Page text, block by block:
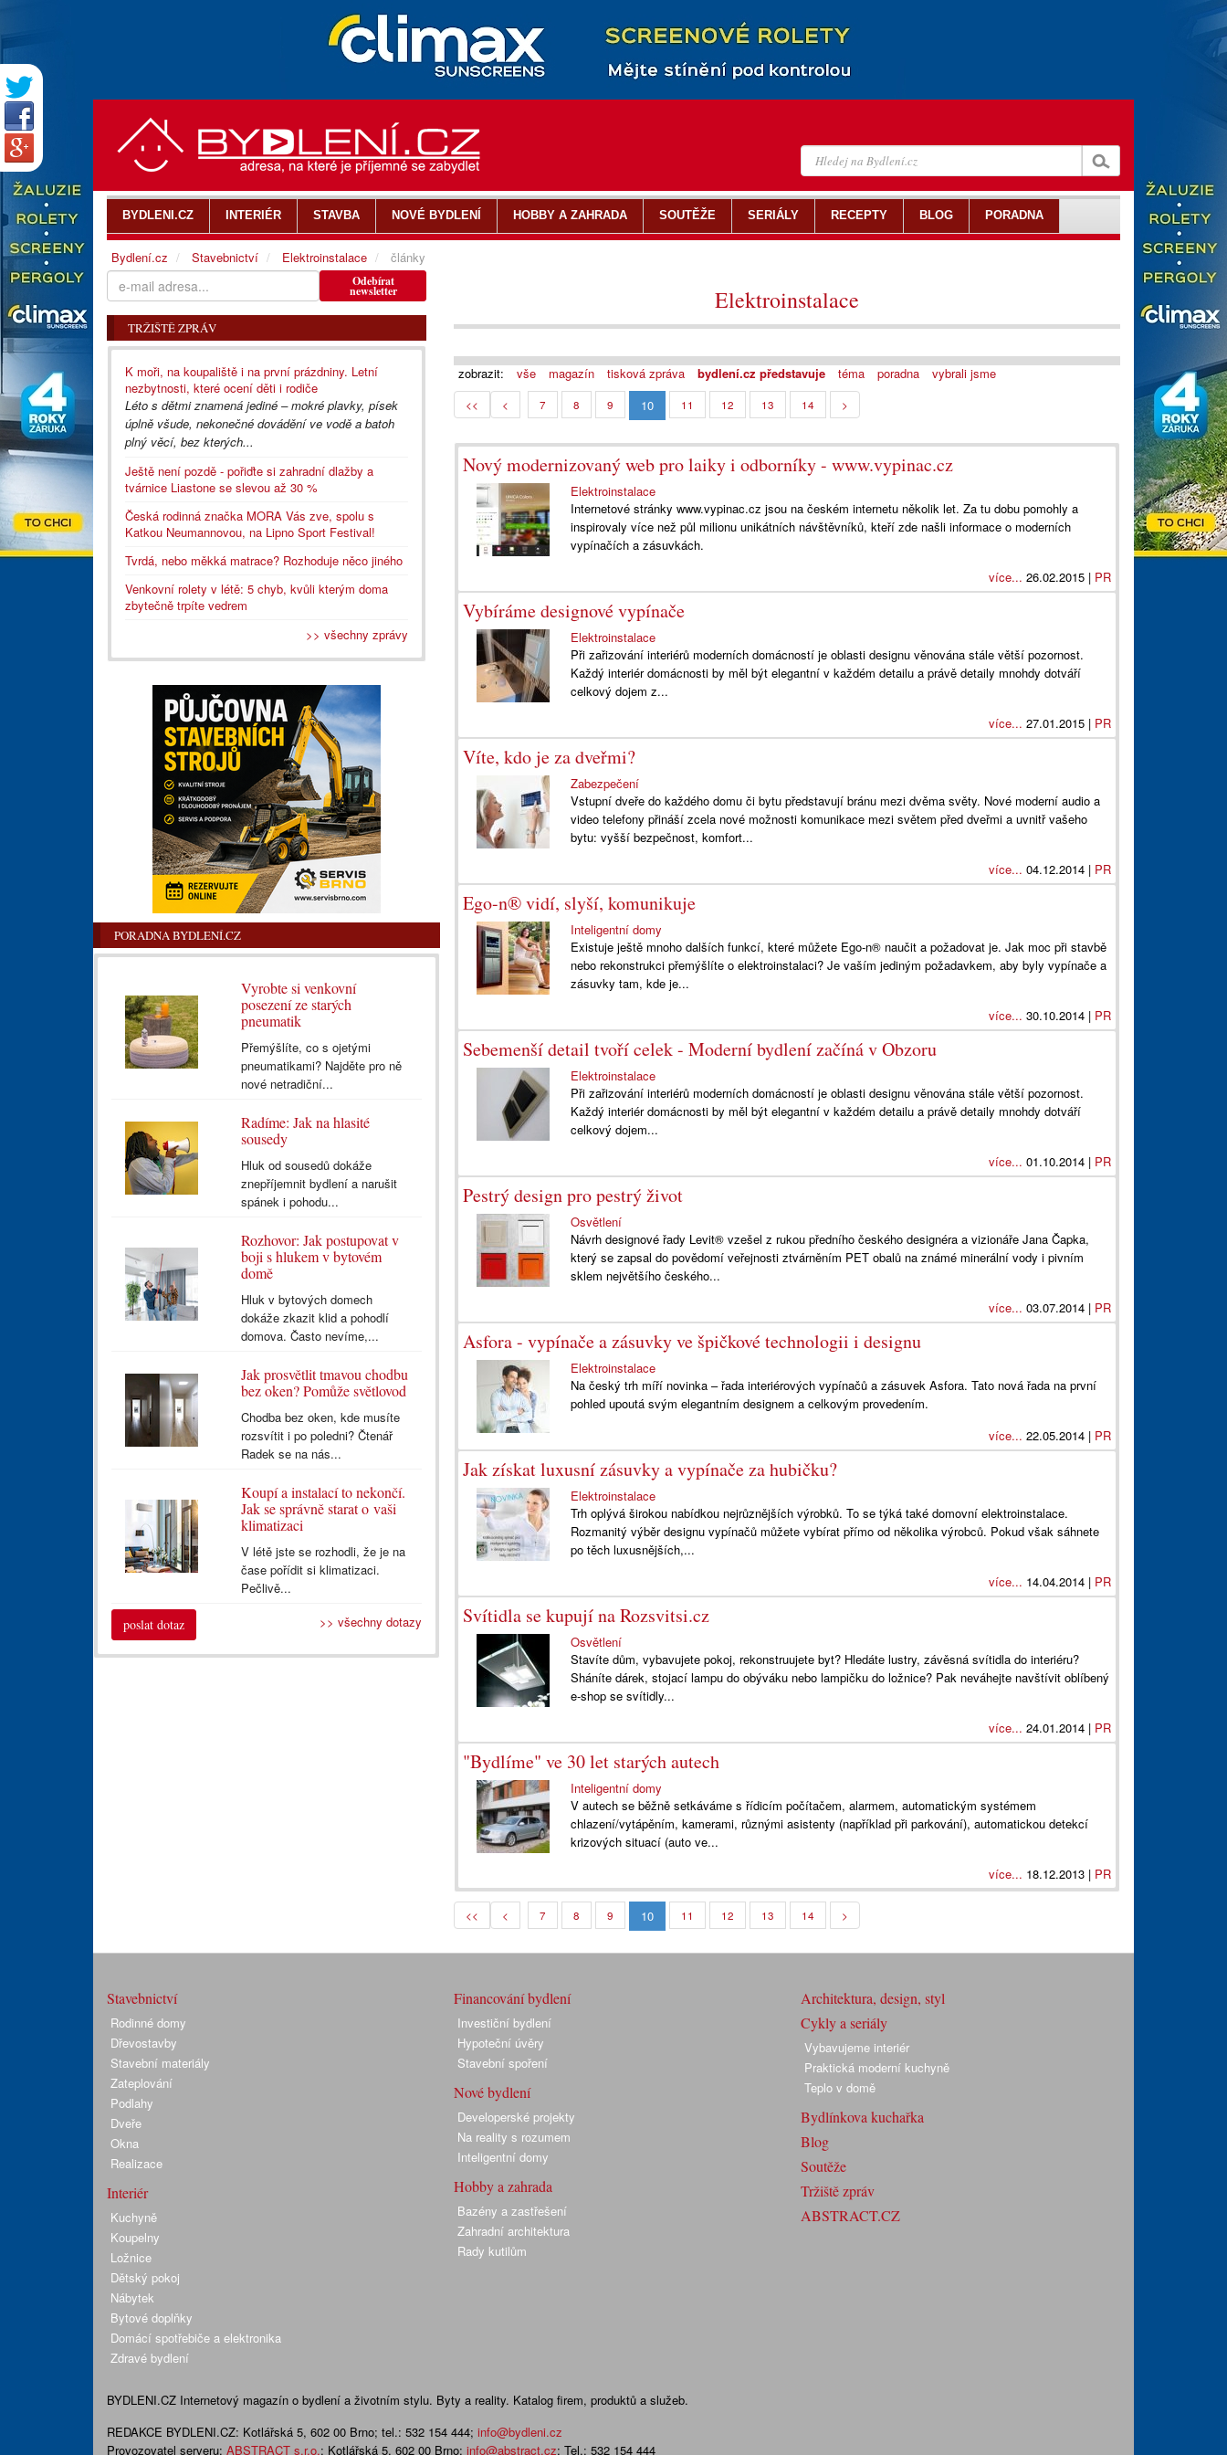
Elektroinstalace
zobrazit: vše magazín tisková zpráva bydlení.cz představuje téma poradna vybrali jsme
<< < 7 8 9 10 11 12 13 14 >
Nový modernizovaný web pro laiky i odborníky - www.vypinac.cz
Elektroinstalace
Internetové stránky www.vypinac.cz jsou na českém internetu několik let. Za tu dobu pomohly a
inspirovaly více než půl milionu unikátních návštěvníků, kteří zde našli informace o moderních
vypínačích a zásuvkách.
více... 26.02.2015 | PR
Vybíráme designové vypínače
Elektroinstalace
Při zařizování interiérů moderních domácností je oblasti designu věnována stále větší pozornost.
Každý interiér domácnosti by měl být elegantní v každém detailu a právě detaily mnohdy dotváří
celkový dojem z...
více... 27.01.2015 | PR
Víte, kdo je za dveřmi?
Zabezpečení
Vstupní dveře do každého domu či bytu představují bránu mezi dvěma světy. Nové moderní audio a
video telefony přináší zcela nové možnosti komunikace mezi světem před dveřmi a uvnitř vašeho
bytu: vyšší bezpečnost, komfort...
více... 04.12.2014 | PR
Ego-n® vidí, slyší, komunikuje
Inteligentní domy
Existuje ještě mnoho dalších funkcí, které můžete Ego-n® naučit a požadovat je. Jak moc při stavbě
nebo rekonstrukci přemýšlíte o elektroinstalaci? Je vaším jediným požadavkem, aby byly vypínače a
zásuvky tam, kde je...
více... 30.10.2014 | PR
Sebemenší detail tvoří celek - Moderní bydlení začíná v Obzoru
Elektroinstalace
Při zařizování interiérů moderních domácností je oblasti designu věnována stále větší pozornost.
Každý interiér domácnosti by měl být elegantní v každém detailu a právě detaily mnohdy dotváří
celkový dojem...
více... 01.10.2014 | PR
Pestrý design pro pestrý život
Osvětlení
Návrh designové řady Levit® vzešel z rukou předního českého designéra a vizionáře Jana Čapka,
který se zapsal do povědomí veřejnosti ztvárněním PET obalů na známé minerální vody i pivním
sklem největšího českého...
více... 03.07.2014 | PR
Asfora - vypínače a zásuvky ve špičkové technologii i designu
Elektroinstalace
Na český trh míří novinka – řada interiérových vypínačů a zásuvek Asfora. Tato nová řada na první
pohled upoutá svým elegantním designem a celkovým provedením.
více... 22.05.2014 | PR
Jak získat luxusní zásuvky a vypínače za hubičku?
Elektroinstalace
Trh oplývá širokou nabídkou nejrůznějších výrobků. To se týká také domovní elektroinstalace.
Rozmanitý výběr designu vypínačů můžete vybírat přímo od několika výrobců. Pokud však sáhnete
po těch luxusnějších,...
více... 14.04.2014 | PR
Svítidla se kupují na Rozsvitsi.cz
Osvětlení
Stavíte dům, vybavujete pokoj, rekonstruujete byt? Hledáte lustry, závěsná svítidla do interiéru?
Sháníte dárek, stojací lampu do obýváku nebo lampičku do ložnice? Pak neváhejte navštívit oblíbený
e-shop se svítidly...
více... 24.01.2014 | PR
"Bydlíme" ve 30 let starých autech
Inteligentní domy
V autech se běžně setkáváme s řídicím počítačem, alarmem, automatickým systémem
chlazení/vytápěním, kamerami, různými asistenty (například při parkování), automatickou detekcí
krizových situací (auto ve...
více... 18.12.2013 | PR
<< < 7 8 9 10 11 12 13 14 >
Odebírat
newsletter
TRŽIŠTĚ ZPRÁV
K moři, na koupaliště i na první prázdniny. Letní
nezbytnosti, které ocení děti i rodiče
Léto s dětmi znamená jediné – mokré plavky, písek
úplně všude, nekonečné dovádění ve vodě a batoh
plný věcí, bez kterých...
Ještě není pozdě - pořiďte si zahradní dlažby a
tvárnice Liastone se slevou až 30 %
Česká rodinná značka MORA Vás zve, spolu s
Katkou Neumannovou, na Lipno Sport Festival!
Tvrdá, nebo měkká matrace? Rozhoduje něco jiného
Venkovní rolety v létě: 5 chyb, kvůli kterým doma
zbytečně trpíte vedrem
>> všechny zprávy
PORADNA BYDLENÍ.CZ
Vyrobte si venkovní
posezení ze starých
pneumatik
Přemýšlíte, co s ojetými
pneumatikami? Najděte pro ně
nové netradiční...
Radíme: Jak na hlasité
sousedy
Hluk od sousedů dokáže
znepříjemnit bydlení a narušit
spánek i pohodu...
Rozhovor: Jak postupovat v
boji s hlukem v bytovém
domě
Hluk v bytových domech
dokáže zkazit klid a pohodlí
domova. Často nevíme,...
Jak prosvětlit tmavou chodbu
bez oken? Pomůže světlovod
Chodba bez oken, kde musíte
rozsvítit i po poledni? Čtenář
Radek se na nás...
Koupí a instalací to nekončí.
Jak se správně starat o vaši
klimatizaci
V létě jste se rozhodli, že je na
čase pořídit si klimatizaci.
Pečlivě...
poslat dotaz >> všechny dotazy
BYDLENI.CZ INTERIÉR STAVBA NOVÉ BYDLENÍ HOBBY A ZAHRADA SOUTĚŽE SERIÁLY RECEPTY BLOG PORADNA
Bydlení.cz Stavebnictví Elektroinstalace články
Stavebnictví
Rodinné domy
Dřevostavby
Stavební materiály
Zateplování
Podlahy
Dveře
Okna
Realizace
Interiér
Kuchyně
Koupelny
Ložnice
Dětský pokoj
Nábytek
Bytové doplňky
Domácí spotřebiče a elektronika
Zdravé bydlení
Financování bydlení
Investiční bydlení
Hypoteční úvěry
Stavební spoření
Nové bydlení
Developerské projekty
Na reality s rozumem
Inteligentní domy
Hobby a zahrada
Bazény a zastřešení
Zahradní architektura
Rady kutilům
Architektura, design, styl
Cykly a seriály
Vybavujeme interiér
Praktická moderní kuchyně
Teplo v domě
Bydlínkova kuchařka
Blog
Soutěže
Tržiště zpráv
ABSTRACT.CZ
BYDLENI.CZ Internetový magazín o bydlení a životním stylu. Byty a reality. Katalog firem, produktů a služeb.
REDAKCE BYDLENI.CZ: Kotlářská 5, 602 00 Brno; tel.: 532 154 444; info@bydleni.cz
Provozovatel serveru: ABSTRACT s.r.o.; Kotlářská 5, 602 00 Brno; info@abstract.cz; Tel.: 532 154 444